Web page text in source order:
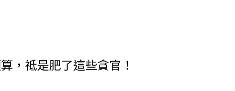
，祗是肥了這些貪官！